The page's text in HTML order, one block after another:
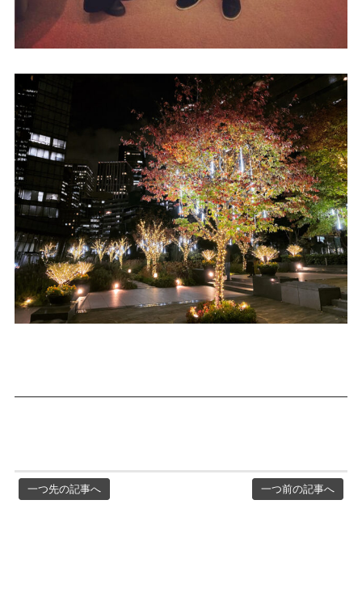
一つ先の記事へ 一つ前の記事へ